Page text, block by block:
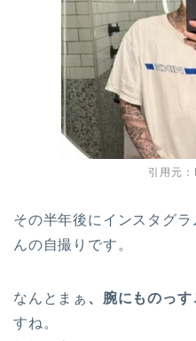
引用元
その半年後にインスタグ
んの自撮りです。
なんとまぁ 、腕にものっ
すね。